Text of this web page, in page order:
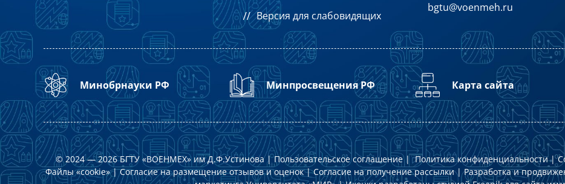
Версия для слабовидящих
bgtu@voenmeh.ru
Минобрнауки РФ Минпросвещения РФ Карта сайта
© 2024 — 2026 БГТУ «ВОЕНМЕХ» им Д.Ф.Устинова |Пользовательское соглашение|Политика конфиденциальности|
Файлы «cookie»|Согласие на размещение отзывов и оценок|Согласие на получение рассылки| Разработка и